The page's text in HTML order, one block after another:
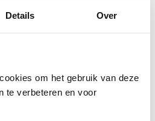
Details Over
om het gebruik van deze
te verbeteren en voor
kunnen voorkomen. In
waren inderdaad minder
het aantal sterftegevallen
niet af. Vermoedelijk onder
er in die groep dan toch